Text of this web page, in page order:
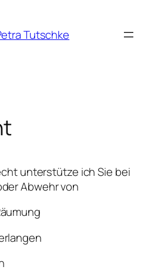
Tutschke
unterstütze ich Sie bei
Abwehr von